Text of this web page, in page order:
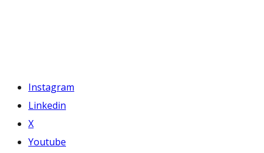
Instagram
Linkedin
X
Youtube